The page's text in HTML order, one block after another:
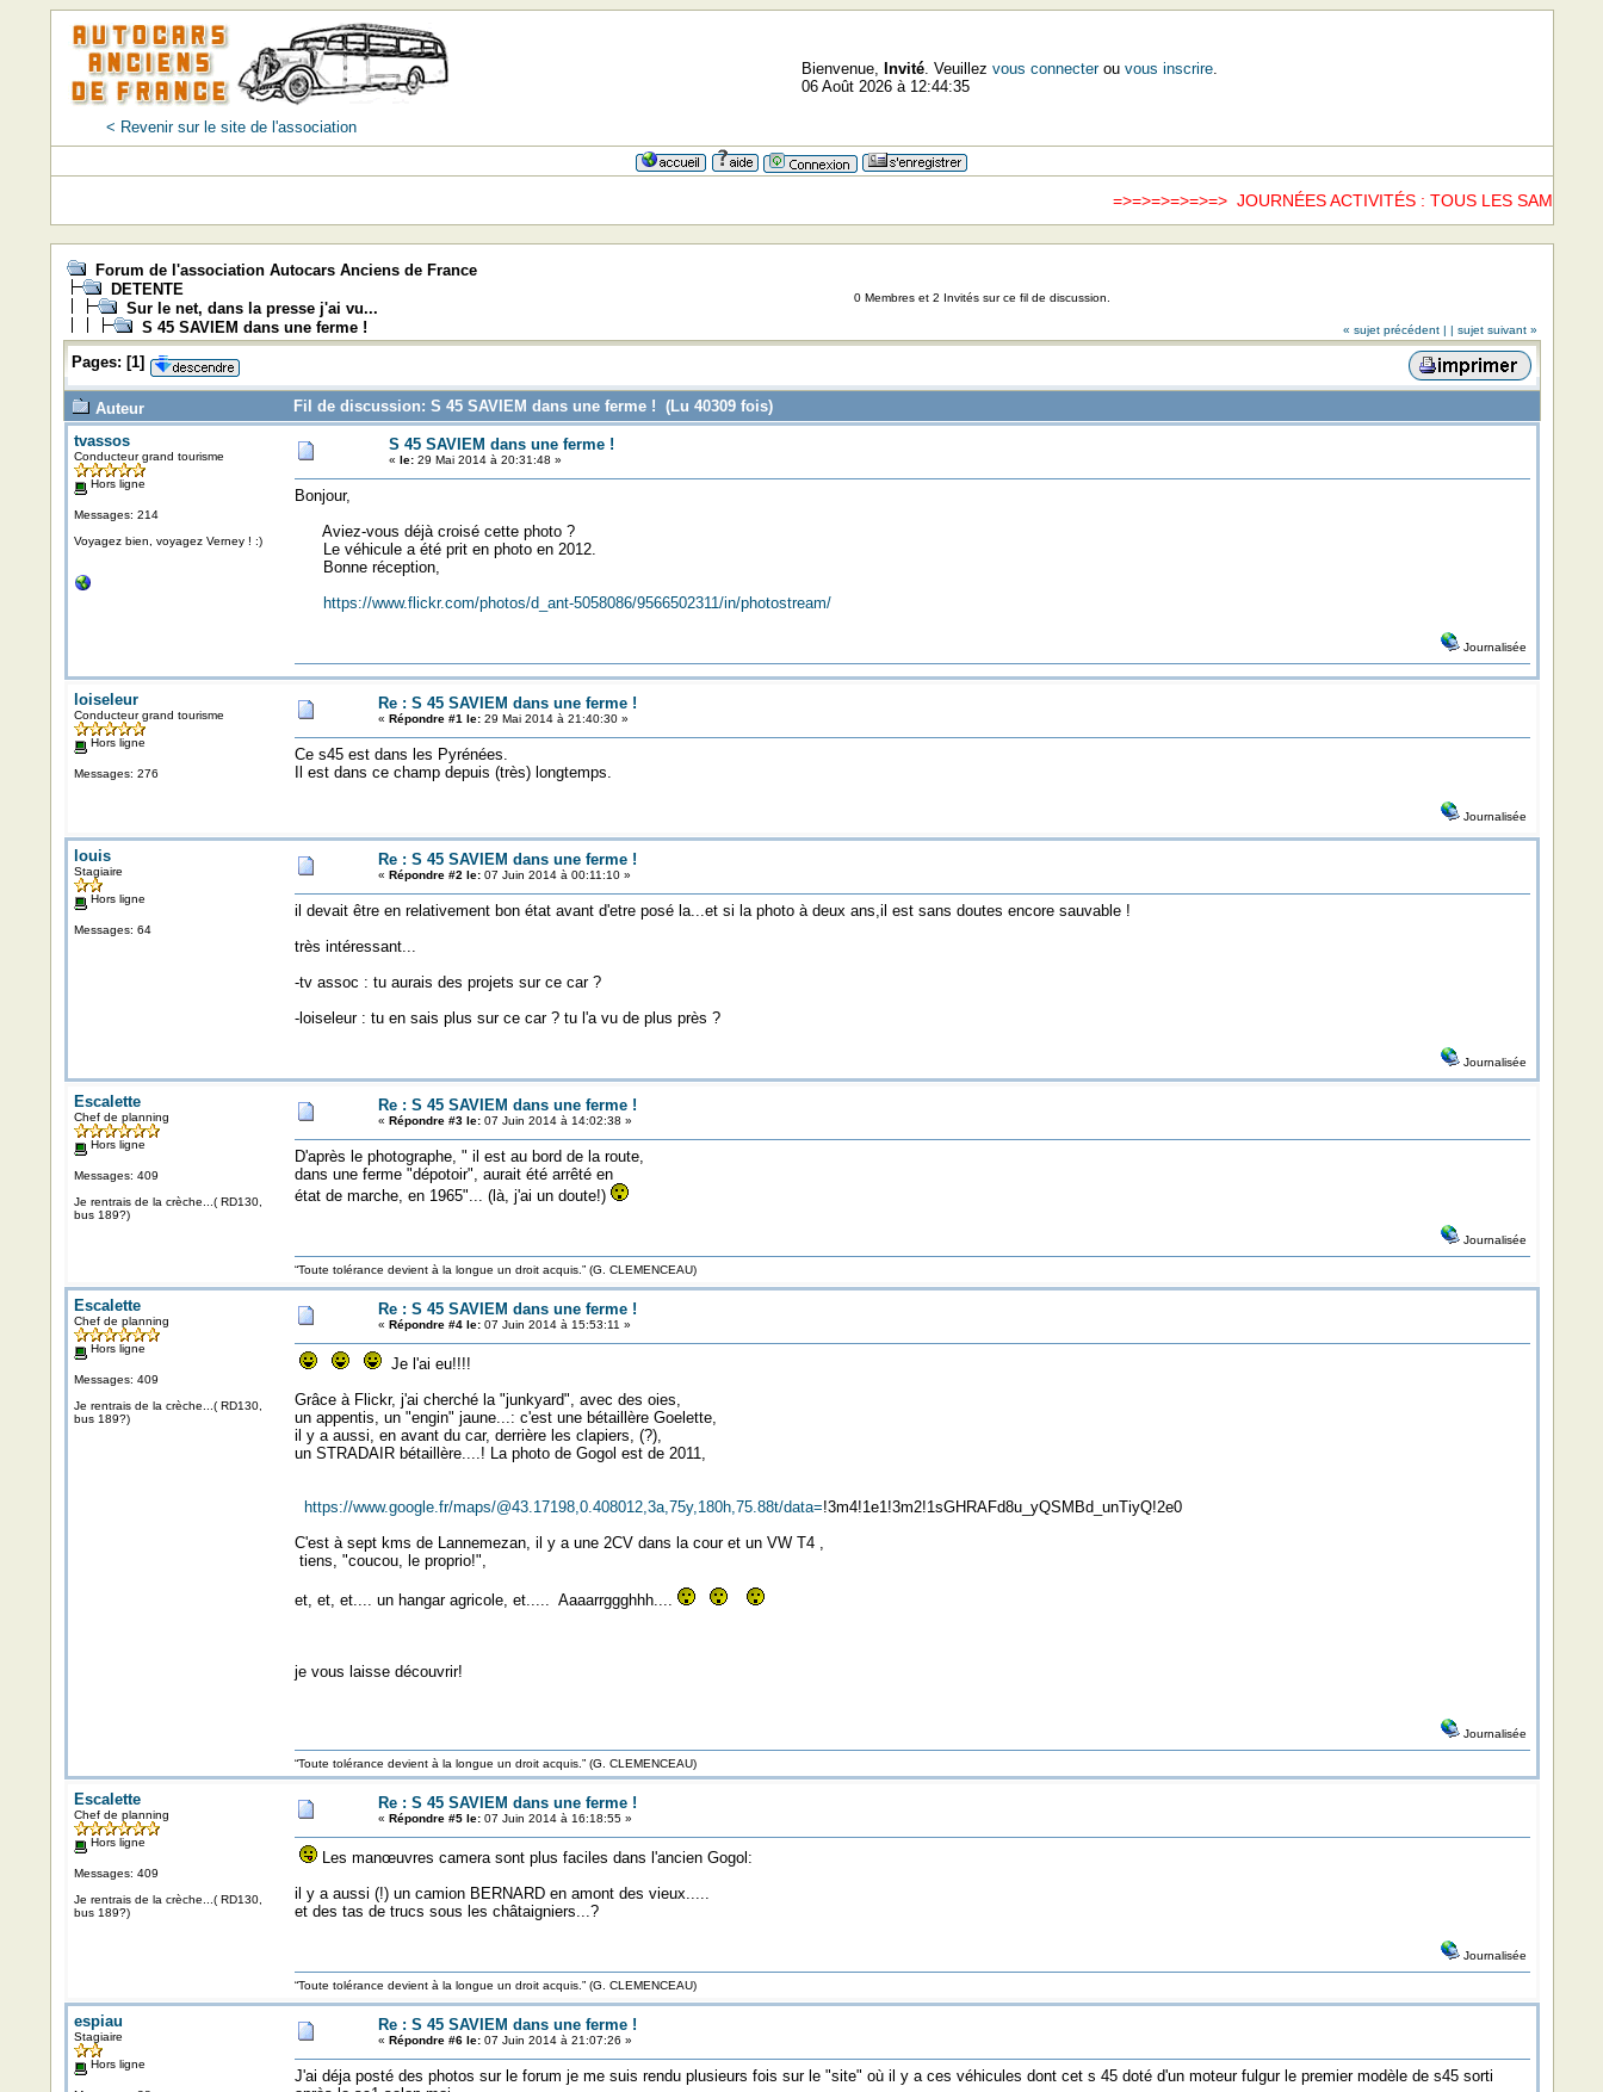
< Revenir sur le site de l'association
Bienvenue, Invité. Veuillez vous connecterou vous inscrire.
06 Août 2026 à 12:44:35
=>=>=>=>=>=> JOURNÉES ACTIVITÉS : TOUS LES SAMEDIS
Forum de l'association Autocars Anciens de France
DETENTE
Sur le net, dans la presse j'ai vu...
S 45 SAVIEM dans une ferme !
0 Membres et 2 Invités sur ce fil de discussion.
« sujet précédent | | sujet suivant »
Pages: [1]
Auteur
Fil de discussion: S 45 SAVIEM dans une ferme ! (Lu 40309 fois)
tvassos
Conducteur grand tourisme
Hors ligne
Messages: 214
Voyagez bien, voyagez Verney ! :)
S 45 SAVIEM dans une ferme !
« le:29 Mai 2014 à 20:31:48 »
Bonjour,
Aviez-vous déjà croisé cette photo ?
Le véhicule a été prit en photo en 2012.
Bonne réception,
https://www.flickr.com/photos/d_ant-5058086/9566502311/in/photostream/
Journalisée
loiseleur
Conducteur grand tourisme
Hors ligne
Messages: 276
Re : S 45 SAVIEM dans une ferme !
« Répondre #1 le:29 Mai 2014 à 21:40:30 »
Ce s45 est dans les Pyrénées.
Il est dans ce champ depuis (très) longtemps.
Journalisée
louis
Stagiaire
Hors ligne
Messages: 64
Re : S 45 SAVIEM dans une ferme !
« Répondre #2 le:07 Juin 2014 à 00:11:10 »
il devait être en relativement bon état avant d'etre posé la...et si la photo à deux ans,il est sans doutes encore sauvable !
très intéressant...
-tv assoc : tu aurais des projets sur ce car ?
-loiseleur : tu en sais plus sur ce car ? tu l'a vu de plus près ?
Journalisée
Escalette
Chef de planning
Hors ligne
Messages: 409
Je rentrais de la crèche...( RD130,
bus 189?)
Re : S 45 SAVIEM dans une ferme !
« Répondre #3 le:07 Juin 2014 à 14:02:38 »
D'après le photographe, " il est au bord de la route,
dans une ferme "dépotoir", aurait été arrêté en
état de marche, en 1965"... (là, j'ai un doute!)
Journalisée
“Toute tolérance devient à la longue un droit acquis.” (G. CLEMENCEAU)
Escalette
Chef de planning
Hors ligne
Messages: 409
Je rentrais de la crèche...( RD130,
bus 189?)
Re : S 45 SAVIEM dans une ferme !
« Répondre #4 le:07 Juin 2014 à 15:53:11 »
Je l'ai eu!!!!
Grâce à Flickr, j'ai cherché la "junkyard", avec des oies,
un appentis, un "engin" jaune...: c'est une bétaillère Goelette,
il y a aussi, en avant du car, derrière les clapiers, (?),
un STRADAIR bétaillère....! La photo de Gogol est de 2011,
https://www.google.fr/maps/@43.17198,0.408012,3a,75y,180h,75.88t/data=!3m4!1e1!3m2!1sGHRAFd8u_yQSMBd_unTiyQ!2e0
C'est à sept kms de Lannemezan, il y a une 2CV dans la cour et un VW T4 ,
tiens, "coucou, le proprio!",
et, et, et.... un hangar agricole, et..... Aaaarrggghhh....
je vous laisse découvrir!
Journalisée
“Toute tolérance devient à la longue un droit acquis.” (G. CLEMENCEAU)
Escalette
Chef de planning
Hors ligne
Messages: 409
Je rentrais de la crèche...( RD130,
bus 189?)
Re : S 45 SAVIEM dans une ferme !
« Répondre #5 le:07 Juin 2014 à 16:18:55 »
Les manœuvres camera sont plus faciles dans l'ancien Gogol:
il y a aussi (!) un camion BERNARD en amont des vieux.....
et des tas de trucs sous les châtaigniers...?
Journalisée
“Toute tolérance devient à la longue un droit acquis.” (G. CLEMENCEAU)
espiau
Stagiaire
Hors ligne
Re : S 45 SAVIEM dans une ferme !
« Répondre #6 le:07 Juin 2014 à 21:07:26 »
J'ai déja posté des photos sur le forum je me suis rendu plusieurs fois sur le "site" où il y a ces véhicules dont cet s 45 doté d'un moteur fulgur le premier modèle de s45 sorti